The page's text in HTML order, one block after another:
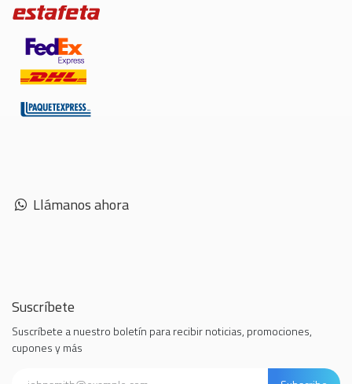
Llámanos ahora
Suscríbete
Suscríbete a nuestro boletín para recibir noticias, promociones,
cupones y más